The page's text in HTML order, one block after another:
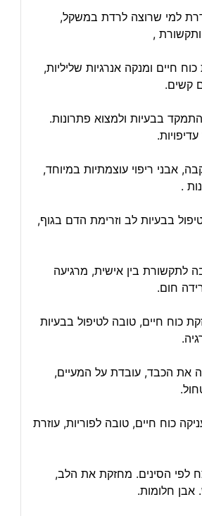
למי שרוצה לרדת במשקל,
,
חיים ומנקה אנרגיות שליליות,
קשים.
בבעיות ולמצוא פתרונות.
אבני ריפוי עוצמתיות במיוחד,
.
בבעיות לב וזרימת הדם בגוף,
לתקשורת בין אישית, מרגיעה
חום.
כוח חיים, טובה לטיפול בבעיות
את הכבד, עובדת על המעיים,
כוח חיים, טובה לפוריות, עוזרת
לפי הסינים. מחזקת את הלב,
אבן חלומות.